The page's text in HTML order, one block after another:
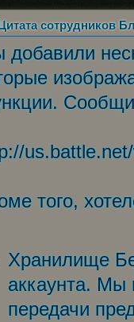
сотрудников
добавили
того,
Хранилище
аккаунта. Мы
передачи